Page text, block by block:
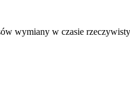
wymiany w czasie